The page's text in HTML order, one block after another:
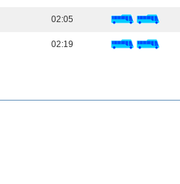
02:05
02:19